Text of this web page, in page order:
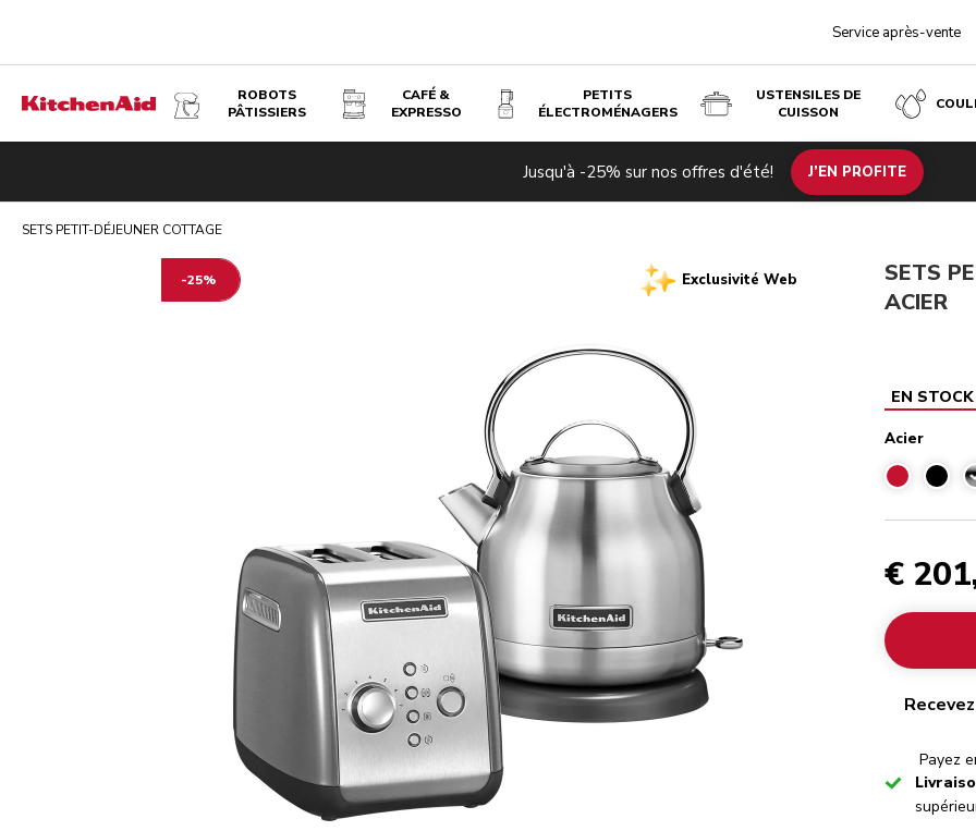
Service après-vente
ROBOTS
PÂTISSIERS
CAFÉ &
EXPRESSO
PETITS
ÉLECTROMÉNAGERS
USTENSILES DE
CUISSON
Jusqu'à -25% sur nos offres d'été! J’EN PROFITE
SETS PETIT-DÉJEUNER COTTAGE
Bouilloire de 1,25 L
-25% Exclusivité Web
SETS
ACIER
EN STOCK
Acier
€
Payez
Checked